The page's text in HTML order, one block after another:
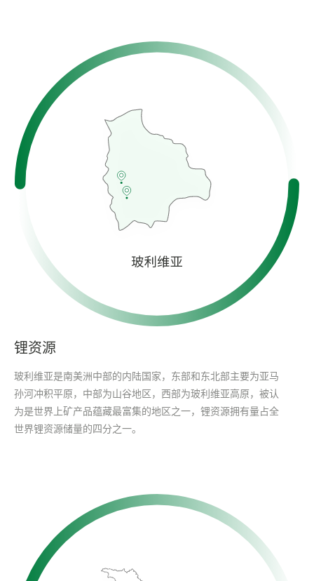
锂资源
玻利维亚是南美洲中部的内陆国家，东部和东北部主要为亚马
孙河冲积平原，中部为山谷地区，西部为玻利维亚高原，被认
为是世界上矿产品蕴藏最富集的地区之一，锂资源拥有量占全
世界锂资源储量的四分之一。